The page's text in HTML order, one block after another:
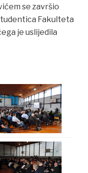
se završio
Fakulteta
je uslijedila